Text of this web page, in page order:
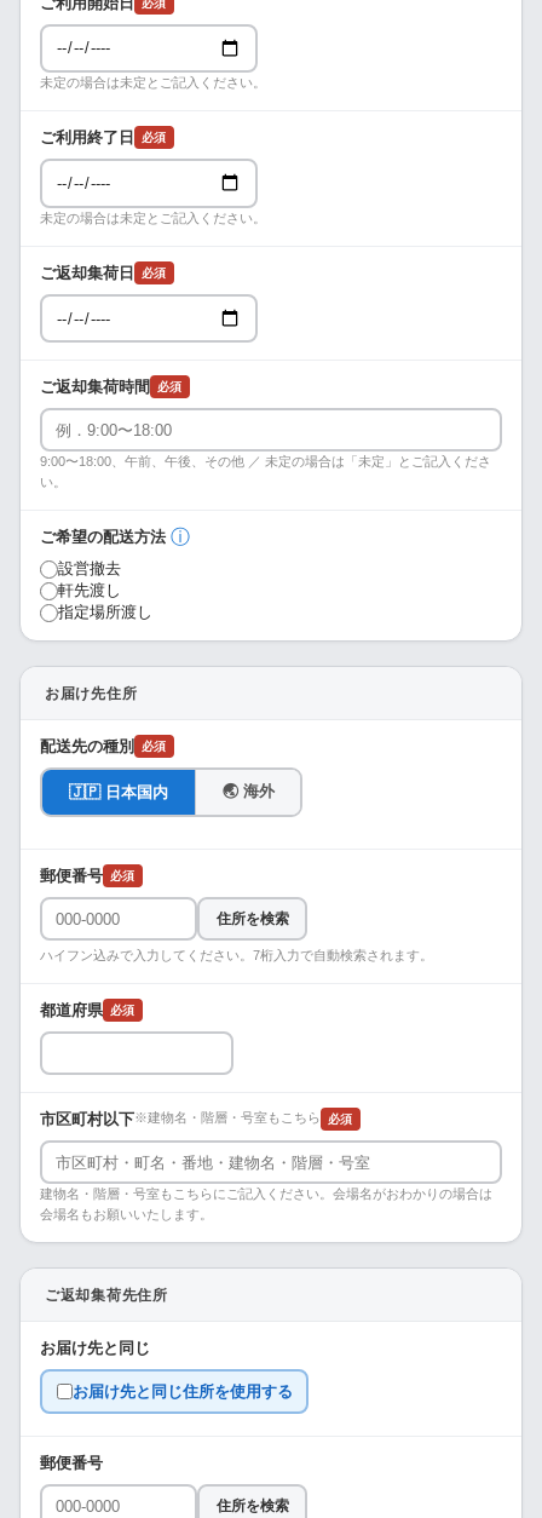
未定の場合は未定とご記入ください。
ご利用終了日 必須
未定の場合は未定とご記入ください。
ご返却集荷日 必須
ご返却集荷時間 必須
9:00〜18:00、午前、午後、その他 ／ 未定の場合は「未定」とご記入くださ
い。
ご希望の配送方法 ⓘ
設営撤去
軒先渡し
指定場所渡し
お届け先住所
配送先の種別 必須
🇯🇵 日本国内 🌏 海外
郵便番号 必須
住所を検索
ハイフン込みで入力してください。7桁入力で自動検索されます。
都道府県 必須
市区町村以下※建物名・階層・号室もこちら 必須
建物名・階層・号室もこちらにご記入ください。会場名がおわかりの場合は
会場名もお願いいたします。
ご返却集荷先住所
お届け先と同じ
お届け先と同じ住所を使用する
郵便番号
住所を検索